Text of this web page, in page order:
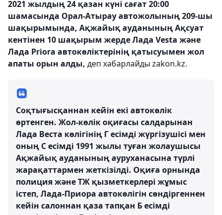
2021 жылдың 24 қазан күні сағат 20:00
шамасында Орал-Атырау автожолының 209-шы
шақырымында, Ақжайық ауданының Ақсуат
кентінен 10 шақырым жерде Лада Vesta және
Лада Priora автокөліктерінің қатысуымен жол
апаты орын алды, деп хабарлайды zakon.kz.
Соқтығысқаннан кейін екі автокөлік
өртенген. Жол-көлік оқиғасы салдарынан
Лада Веста көлігінің Г есімді жүргізушісі мен
оның С есімді 1991 жылы туған жолаушысы
Ақжайық ауданының ауруханасына түрлі
жарақаттармен жеткізілді. Оқиға орнында
полиция және ТЖ қызметкерлері жұмыс
істеп, Лада-Приора автокөлігін сөндіргеннен
кейін салоннан қаза тапқан Б есімді